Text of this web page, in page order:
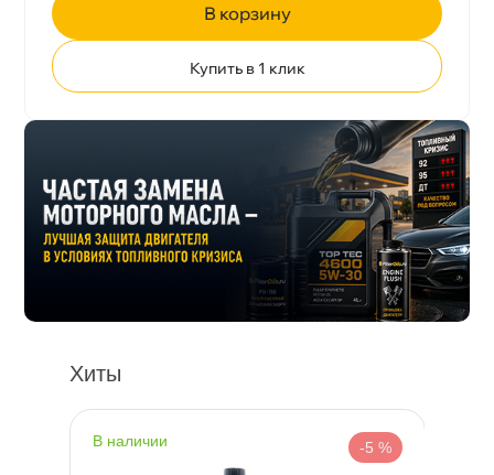
корзину
Купить в 1 клик
Хиты
-5 %